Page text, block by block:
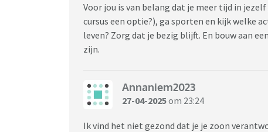
Voor jou is van belang dat je meer tijd in
cursus een optie?), ga sporten en kijk welke
leven? Zorg dat je bezig blijft. En bouw aan
zijn.
Annaniem2023
27-04-2025om 23:24
Ik vind het niet gezond dat je je zoon